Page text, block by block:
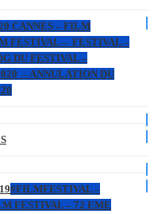
CANNES – FILM
FESTIVAL – FESTIVAL –
DU FESTIVAL –
– ANNULATION DU
#FILMFESTIVAL –
FESTIVAL – 72 EME